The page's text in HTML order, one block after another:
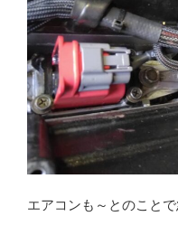
エアコンも～とのこと